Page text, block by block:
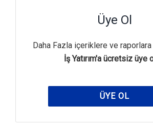
Üye Ol
Daha Fazla içeriklere ve
İş Yatırım'a ücretsiz üye
ÜYE OL